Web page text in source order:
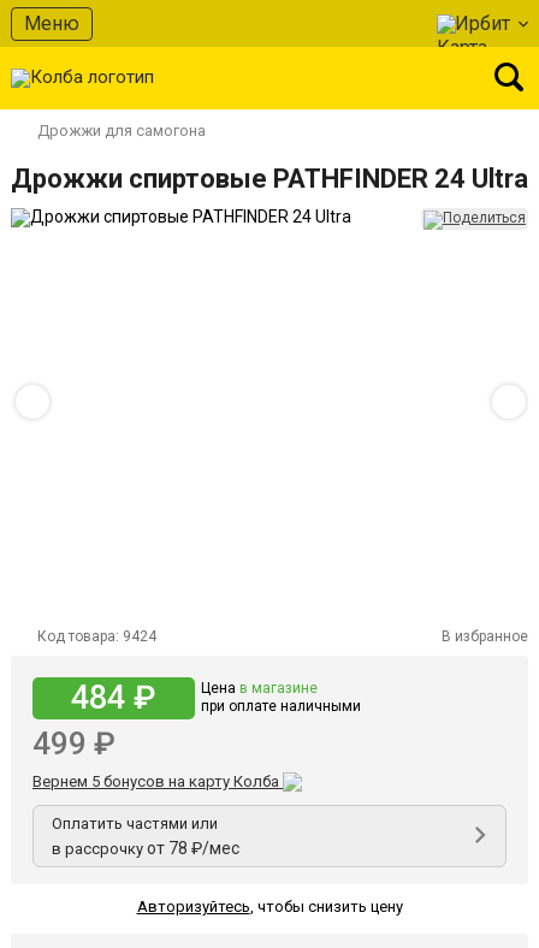
Меню Ирбит
Дрожжи для самогона
Дрожжи спиртовые PATHFINDER 24 Ultra
Код товара: 9424 В избранное
484 ₽ Цена в магазине
при оплате наличными
499 ₽
Вернем 5 бонусов на карту Колба
Оплатить частями или
в рассрочку от 78 ₽/мес
Авторизуйтесь чтобы снизить цену